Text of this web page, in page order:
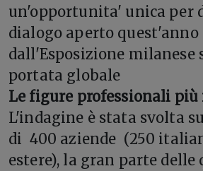
un'opportunita' unica per
dialogo aperto quest'anno
dall'Esposizione milanese
portata globale
Le figure professionali più
L'indagine è stata svolta
di 400 aziende (250
estere), la gran parte delle